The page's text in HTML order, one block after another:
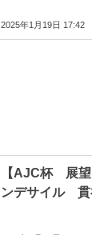
2025年1月19日 17:42
【AJC杯 展望
ンデサイル 貫